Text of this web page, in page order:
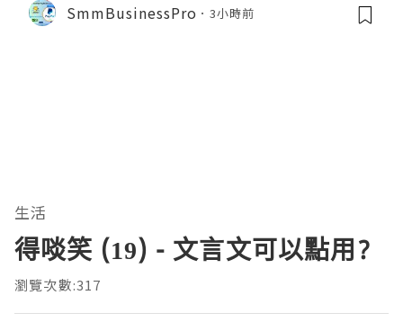
SmmBusinessPro 3小時前
生活
得啖笑 (19) - 文言文可以點用?
瀏覽次數:317